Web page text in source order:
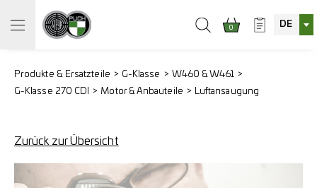
0 DE
Produkte & Ersatzteile G-Klasse
W460 & W461
G-Klasse 270 CDI
Motor & Anbauteile Luftansaugung
Zurück zur Übersicht